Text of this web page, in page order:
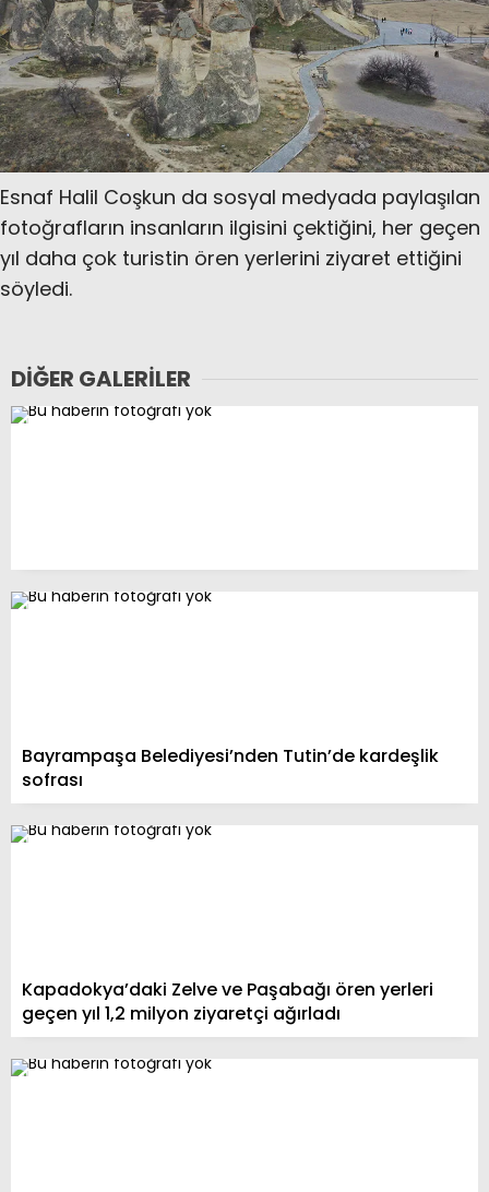
Esnaf Halil Coşkun da sosyal medyada paylaşılan
fotoğrafların insanların ilgisini çektiğini, her geçen
yıl daha çok turistin ören yerlerini ziyaret ettiğini
söyledi.
DIĞER GALERILER
Bayrampaşa Belediyesi’nden Tutin’de kardeşlik
sofrası
Kapadokya’daki Zelve ve Paşabağı ören yerleri
geçen yıl 1,2 milyon ziyaretçi ağırladı